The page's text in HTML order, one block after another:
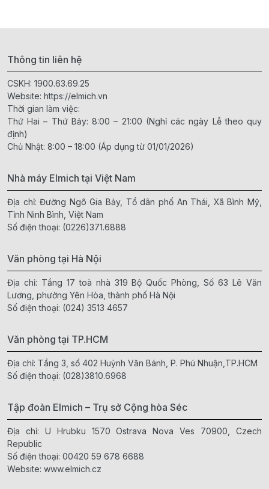
Thông tin liên hệ
CSKH: 1900.63.69.25
Website: https://elmich.vn
Thời gian làm việc:
Thứ Hai – Thứ Bảy: 8:00 – 21:00 (Nghỉ các ngày Lễ theo quy
định)
Chủ Nhật: 8:00 – 18:00 (Áp dụng từ 01/01/2026)
Nhà máy Elmich tại Việt Nam
Địa chỉ: Đường Ngô Gia Bảy, Tổ dân phố An Thái, Xã Bình Mỹ,
Tỉnh Ninh Bình, Việt Nam
Số điện thoại: (0226)371.6888
Văn phòng tại Hà Nội
Địa chỉ: Tầng 17 toà nhà 319 Bộ Quốc Phòng, Số 63 Lê Văn
Lương, phường Yên Hòa, thành phố Hà Nội
Số điện thoại: (024) 3513 4657
Văn phòng tại TP.HCM
Địa chỉ: Tầng 3, số 402 Huỳnh Văn Bánh, P. Phú Nhuận,TP.HCM
Số điện thoại: (028)3810.6968
Tập đoàn Elmich – Trụ sở Cộng hòa Séc
Địa chỉ: U Hrubku 1570 Ostrava Nova Ves 70900, Czech
Republic
Số điện thoại: 00420 59 678 6688
Website: www.elmich.cz